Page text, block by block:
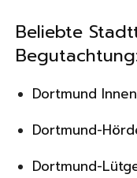
Beliebte
Dortmund
Dortmund-
Dortmund-